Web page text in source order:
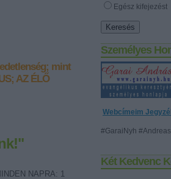
Egész kifejezést
Személyes
Webcímeim
#GaraiNyh
Két Kedvenc
mint
AZ ÉLŐ
NAPRA: 1